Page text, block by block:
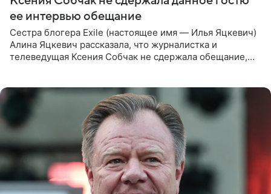
ее интервью обещание
Сестра блогера Exile (настоящее имя — Илья Яцкевич)
Алина Яцкевич рассказала, что журналистка и
телеведущая Ксения Собчак не сдержала обещание,